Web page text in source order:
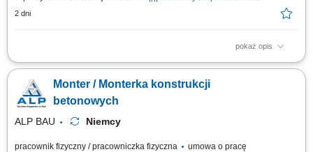
2 dni
pokaż opis
Opis stanowiska: Przygotowywanie szalunków do kolejnego procesu
formach. Wsparcie procesu betonowania, w tym zagęszczanie mieszanki
betonowej. Wyrównywanie powierzchni betonu oraz kontrola jakości
Monter / Monterka konstrukcji
betonowych
ALP BAU Niemcy
pracownik fizyczny / pracowniczka fizyczna
umowa o pracę